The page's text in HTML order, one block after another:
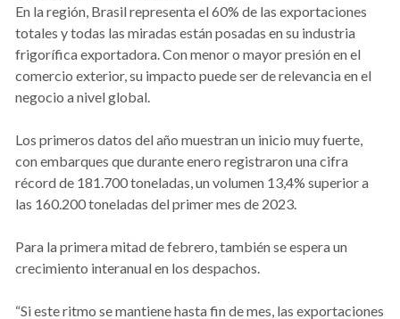
En la región, Brasil representa el 60% de las exportaciones
totales y todas las miradas están posadas en su industria
frigorífica exportadora. Con menor o mayor presión en el
comercio exterior, su impacto puede ser de relevancia en el
negocio a nivel global.
Los primeros datos del año muestran un inicio muy fuerte,
con embarques que durante enero registraron una cifra
récord de 181.700 toneladas, un volumen 13,4% superior a
las 160.200 toneladas del primer mes de 2023.
Para la primera mitad de febrero, también se espera un
crecimiento interanual en los despachos.
“Si este ritmo se mantiene hasta fin de mes, las exportaciones